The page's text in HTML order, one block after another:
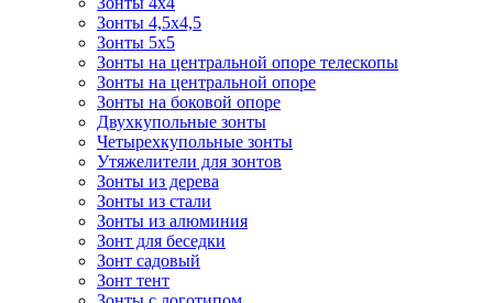
Зонты 4,5х4,5
Зонты 5х5
Зонты на центральной опоре телескопы
Зонты на центральной опоре
Зонты на боковой опоре
Двухкупольные зонты
Четырехкупольные зонты
Утяжелители для зонтов
Зонты из дерева
Зонты из стали
Зонты из алюминия
Зонт для беседки
Зонт садовый
Зонт тент